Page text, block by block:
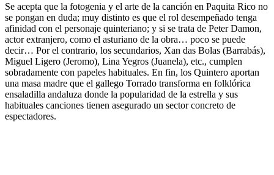
Se acepta que la fotogenia y el arte de la canción en Paquita Rico no
se pongan en duda; muy distinto es que el rol desempeñado tenga
afinidad con el personaje quinteriano; y si se trata de Peter Damon,
actor extranjero, como el asturiano de la obra… poco se puede
decir… Por el contrario, los secundarios, Xan das Bolas (Barrabás),
Miguel Ligero (Jeromo), Lina Yegros (Juanela), etc., cumplen
sobradamente con papeles habituales. En fin, los Quintero aportan
una masa madre que el gallego Torrado transforma en folklórica
ensaladilla andaluza donde la popularidad de la estrella y sus
habituales canciones tienen asegurado un sector concreto de
espectadores.